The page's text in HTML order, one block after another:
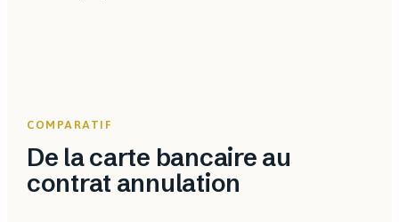
COMPARATIF
De la carte bancaire au
contrat annulation